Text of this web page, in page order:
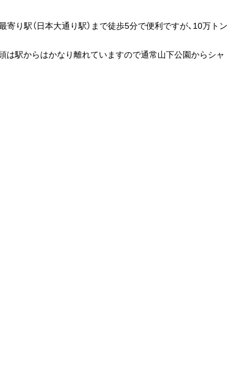
り駅（日本大通り駅）まで徒歩5分で便利ですが、10万
駅からはかなり離れていますので通常山下公園からシャ